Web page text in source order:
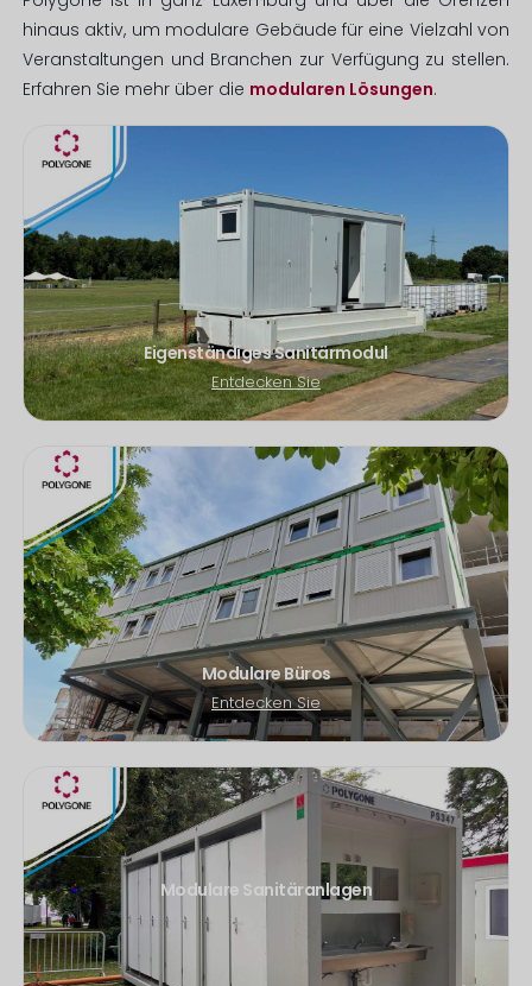
hinaus aktiv, um modulare Gebäude für eine Vielzahl von
Veranstaltungen und Branchen zur Verfügung zu stellen.
Erfahren Sie mehr über die modularen Lösungen.
Eigenständiges Sanitärmodul
Entdecken Sie
Modulare Büros
Entdecken Sie
Modulare Sanitäranlagen